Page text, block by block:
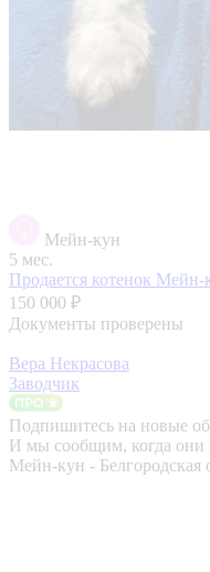
Мейн-кун
5 мес.
Продается котенок Мейн-
150 000 ₽
Документы проверены
Вера Некрасова
Заводчик
Подпишитесь на новые
И мы сообщим, когда они
Мейн-кун - Белгородская